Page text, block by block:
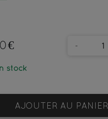
0€
stock
-
AJOUTER AU PANIER